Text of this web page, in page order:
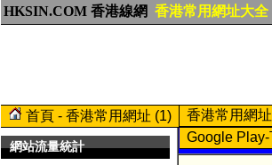
HKSIN.COM 香港線網 香港常用網址大全
首頁 - 香港常用網址 (1) 香港常用網
Google
網站流量統計